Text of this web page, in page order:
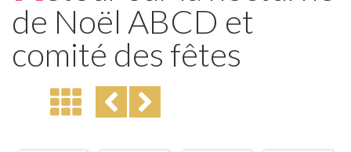
de Noël ABCD et
comité des fêtes